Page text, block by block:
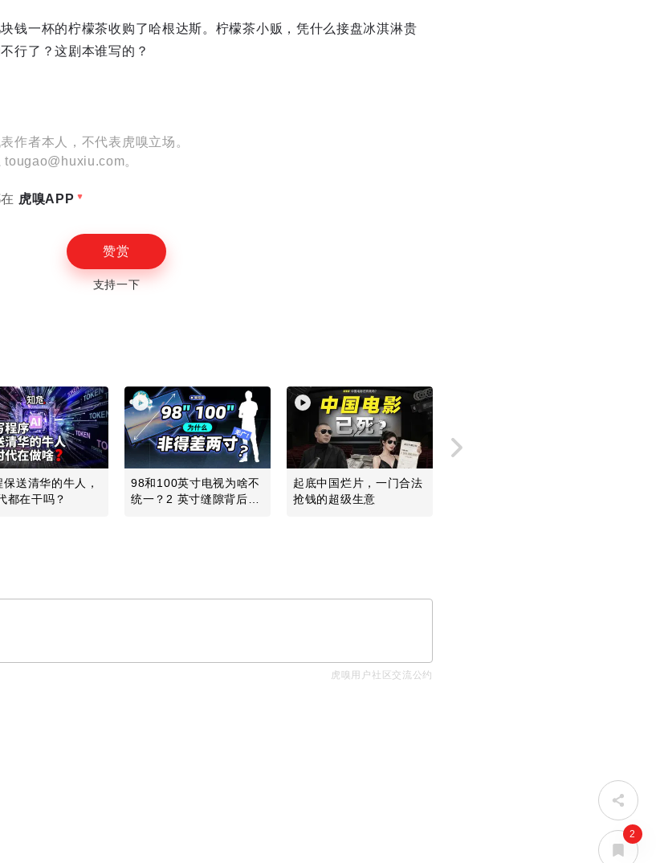
Disable captionsEnable
钱一杯的柠檬茶收购了哈根达斯。柠檬茶小贩，凭什么接盘冰淇淋贵
行了？这剧本谁写的？
作者本人，不代表虎嗅立场。
。
虎嗅APP
赞赏
支持一下
保送清华的牛人，
都在干吗？
98和100英寸电视为啥不
统一？2 英寸缝隙背后的
起底中国烂片，一门合法
抢钱的超级生意
虎嗅用户社区交流公约
2